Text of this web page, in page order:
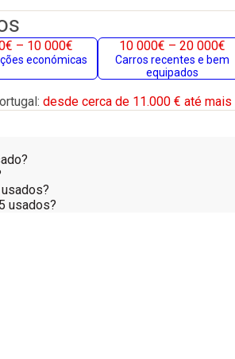
– 10 000€
económicas
10 000€ – 20 000€
Carros recentes e bem
equipados
desde cerca de 11.000 € até mais
usados?